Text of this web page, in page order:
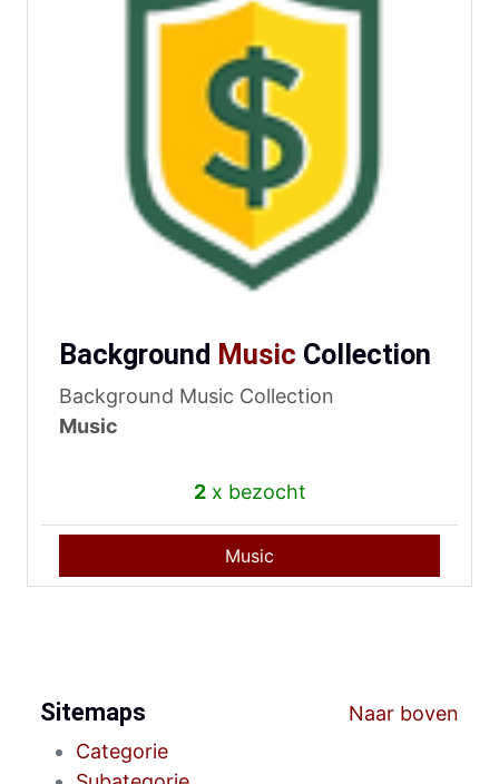
Background Music Collection
Background Music Collection
Music
2x bezocht
Music
Naar boven
Sitemaps
Categorie